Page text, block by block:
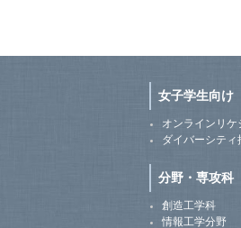
女子学生向け
オンラインリケ
ダイバーシティ
分野・専攻科
創造工学科
情報工学分野